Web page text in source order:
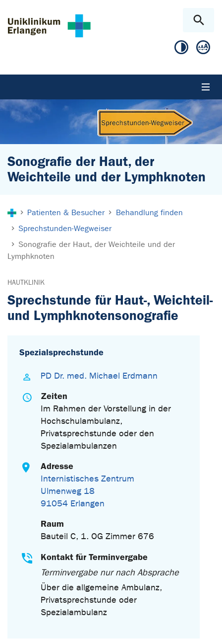
Sonografie der Haut, der
Weichteile und der Lymphknoten
Patienten & Besucher
Behandlung finden
Sprechstunden-Wegweiser
Sonografie der Haut, der Weichteile und der
Lymphknoten
HAUTKLINIK
Sprechstunde für Haut-, Weichteil-
und Lymphknotensonografie
Spezialsprechstunde
PD Dr. med. Michael Erdmann
Zeiten
Im Rahmen der Vorstellung in der
Hochschulambulanz,
Privatsprechstunde oder den
Spezialambulanzen
Adresse
Internistisches Zentrum
Ulmenweg 18
91054 Erlangen
Raum
Bauteil C, 1. OG Zimmer 676
Kontakt für Terminvergabe
Terminvergabe nur nach Absprache
Über die allgemeine Ambulanz,
Privatsprechstunde oder
Spezialambulanz